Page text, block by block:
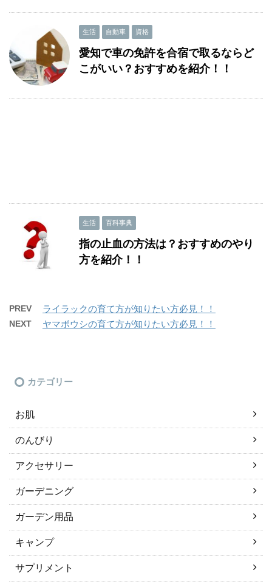
生活 自動車 資格
愛知で車の免許を合宿で取るならど
こがいい？おすすめを紹介！！
生活 百科事典
指の止血の方法は？おすすめのやり
方を紹介！！
PREV ライラックの育て方が知りたい方必見！！
NEXT ヤマボウシの育て方が知りたい方必見！！
カテゴリー
お肌
のんびり
アクセサリー
ガーデニング
ガーデン用品
キャンプ
サプリメント